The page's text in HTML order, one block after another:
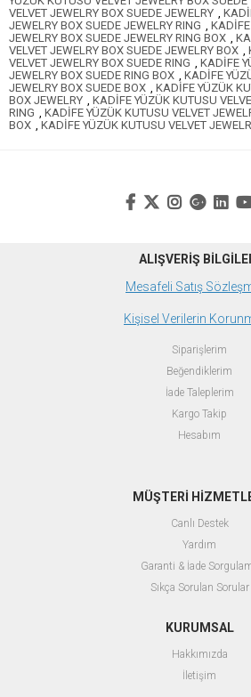
VELVET JEWELRY BOX SUEDE JEWELRY ,
JEWELRY BOX SUEDE JEWELRY RING ,
JEWELRY BOX SUEDE JEWELRY RING BOX ,
VELVET JEWELRY BOX SUEDE JEWELRY BOX ,
VELVET JEWELRY BOX SUEDE RING , KADİFE
JEWELRY BOX SUEDE RING BOX , KADİFE
JEWELRY BOX SUEDE BOX , KADİFE YÜZÜK
BOX JEWELRY , KADİFE YÜZÜK KUTUSU
RING , KADİFE YÜZÜK KUTUSU VELVET
BOX , KADİFE YÜZÜK KUTUSU VELVET
ALIŞVERİŞ
Mesafeli Satış
Kişisel Verilerin
Siparişlerim
Beğendiklerim
İade Taleplerim
Kargo Takip
Hesabım
MÜŞTERİ
Canlı Destek
Yardım
Garanti & İade
Sıkça Sorulan Sorular
KURUMSAL
Hakkımızda
İletişim